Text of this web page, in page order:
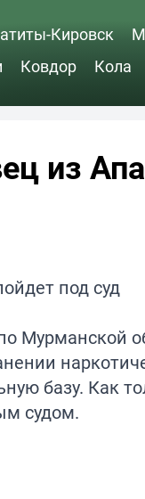
Кировск
Ковдор Кола
из
Мурманской
базу. Как
судом.